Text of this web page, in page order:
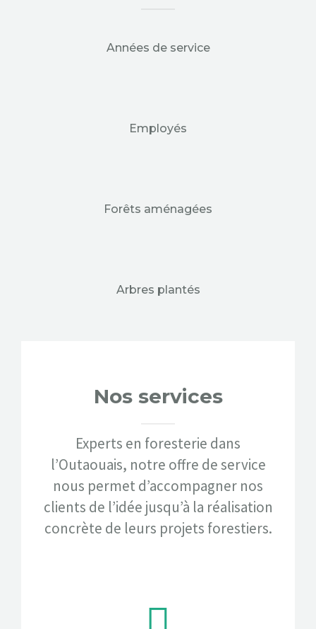
Années de service
Employés
Forêts aménagées
Arbres plantés
Nos services
Experts en foresterie dans
l’Outaouais, notre offre de service
nous permet d’accompagner nos
clients de l’idée jusqu’à la réalisation
concrète de leurs projets forestiers.